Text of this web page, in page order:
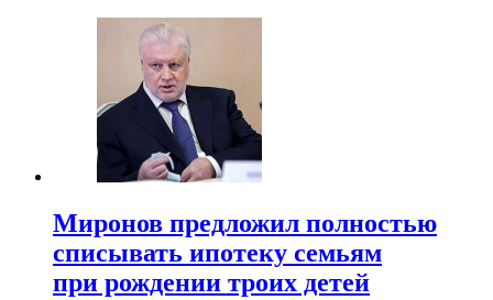
Миронов предложил полностью
списывать ипотеку семьям
при рождении троих детей